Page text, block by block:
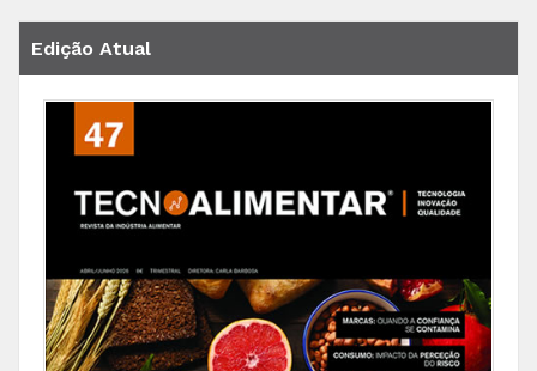
Edição Atual